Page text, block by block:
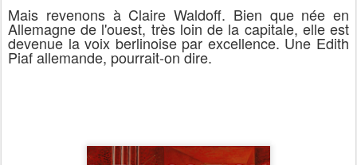
Mais revenons à Claire Waldoff. Bien que née en
Allemagne de l'ouest, très loin de la capitale, elle est
devenue la voix berlinoise par excellence. Une Edith
Piaf allemande, pourrait-on dire.